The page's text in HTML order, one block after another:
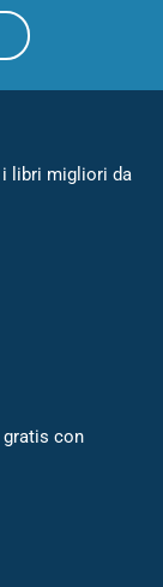
libri migliori da
con